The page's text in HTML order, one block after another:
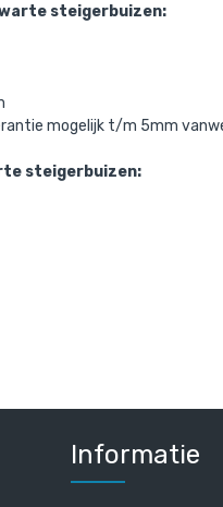
steigerbuizen:
mogelijk t/m 5mm
steigerbuizen:
Informatie